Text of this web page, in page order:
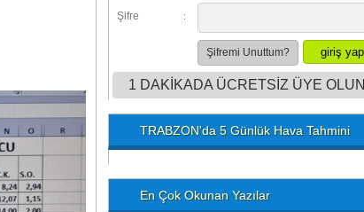
Şifre :
Şifremi Unuttum?
1 DAKİKADA ÜCRETSİZ ÜYE OLUN
TRABZON'da 5 Günlük Hava Tahmini
En Çok Okunan Yazılar